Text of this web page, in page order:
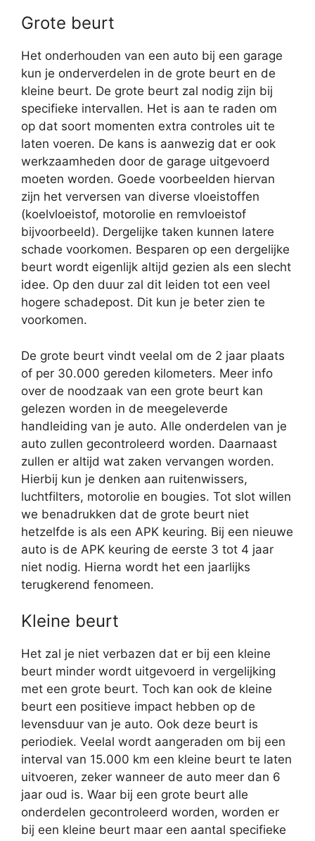
Grote beurt
Het onderhouden van een auto bij een garage
kun je onderverdelen in de grote beurt en de
kleine beurt. De grote beurt zal nodig zijn bij
specifieke intervallen. Het is aan te raden om
op dat soort momenten extra controles uit te
laten voeren. De kans is aanwezig dat er ook
werkzaamheden door de garage uitgevoerd
moeten worden. Goede voorbeelden hiervan
zijn het verversen van diverse vloeistoffen
(koelvloeistof, motorolie en remvloeistof
bijvoorbeeld). Dergelijke taken kunnen latere
schade voorkomen. Besparen op een dergelijke
beurt wordt eigenlijk altijd gezien als een slecht
idee. Op den duur zal dit leiden tot een veel
hogere schadepost. Dit kun je beter zien te
voorkomen.
De grote beurt vindt veelal om de 2 jaar plaats
of per 30.000 gereden kilometers. Meer info
over de noodzaak van een grote beurt kan
gelezen worden in de meegeleverde
handleiding van je auto. Alle onderdelen van je
auto zullen gecontroleerd worden. Daarnaast
zullen er altijd wat zaken vervangen worden.
Hierbij kun je denken aan ruitenwissers,
luchtfilters, motorolie en bougies. Tot slot willen
we benadrukken dat de grote beurt niet
hetzelfde is als een APK keuring. Bij een nieuwe
auto is de APK keuring de eerste 3 tot 4 jaar
niet nodig. Hierna wordt het een jaarlijks
terugkerend fenomeen.
Kleine beurt
Het zal je niet verbazen dat er bij een kleine
beurt minder wordt uitgevoerd in vergelijking
met een grote beurt. Toch kan ook de kleine
beurt een positieve impact hebben op de
levensduur van je auto. Ook deze beurt is
periodiek. Veelal wordt aangeraden om bij een
interval van 15.000 km een kleine beurt te laten
uitvoeren, zeker wanneer de auto meer dan 6
jaar oud is. Waar bij een grote beurt alle
onderdelen gecontroleerd worden, worden er
bij een kleine beurt maar een aantal specifieke